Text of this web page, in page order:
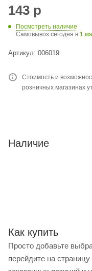
143 р
Посмотреть наличие
Самовывоз сегодня в 1
Артикул: 006019
Стоимость и
розничных магазинах
Наличие
Как купить
Просто добавьте
перейдите на